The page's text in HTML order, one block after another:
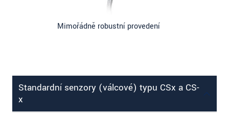
Mimořádně robustní provedení
Standardní senzory (válcové) typu CSx a CS-
x